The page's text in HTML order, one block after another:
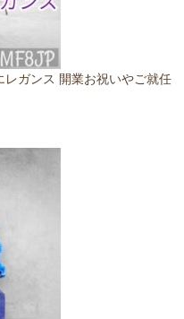
ガンス 開業お祝いやご就任